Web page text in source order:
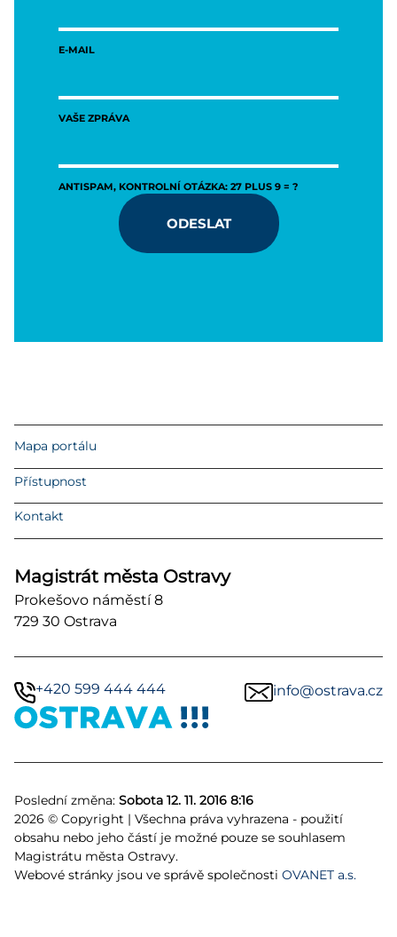
E-MAIL
VAŠE ZPRÁVA
ANTISPAM, KONTROLNÍ OTÁZKA: 27 PLUS 9 = ?
ODESLAT
Mapa portálu
Přístupnost
Kontakt
Magistrát města Ostravy
Prokešovo náměstí 8
729 30 Ostrava
+420 599 444 444 info@ostrava.cz
Poslední změna: Sobota 12. 11. 2016 8:16
2026 © Copyright | Všechna práva vyhrazena - použití
obsahu nebo jeho částí je možné pouze se souhlasem
Magistrátu města Ostravy.
Webové stránky jsou ve správě společnosti OVANET a.s.